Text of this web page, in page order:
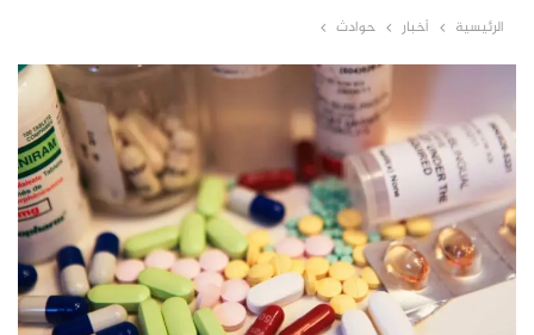
الرئيسية أخبار حوادث